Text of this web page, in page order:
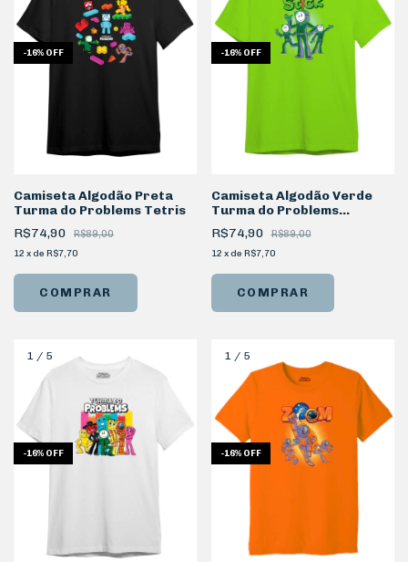
-16% OFF
Camiseta Algodão Preta
Turma do Problems Tetris
R$74,90
R$89,00
12 x de R$7,70
COMPRAR
-16% OFF
Camiseta Algodão Verde
Turma do Problems
Personagem Stick
R$74,90 R$89,00
12 x de R$7,70
COMPRAR
1 / 5
-16% OFF
1/ 5
-16% OFF